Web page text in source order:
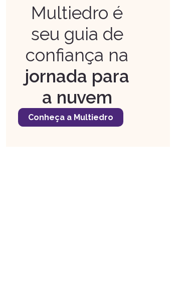
Multiedro é
seu guia de
confiança na
jornada para
a nuvem
Conheça a Multiedro